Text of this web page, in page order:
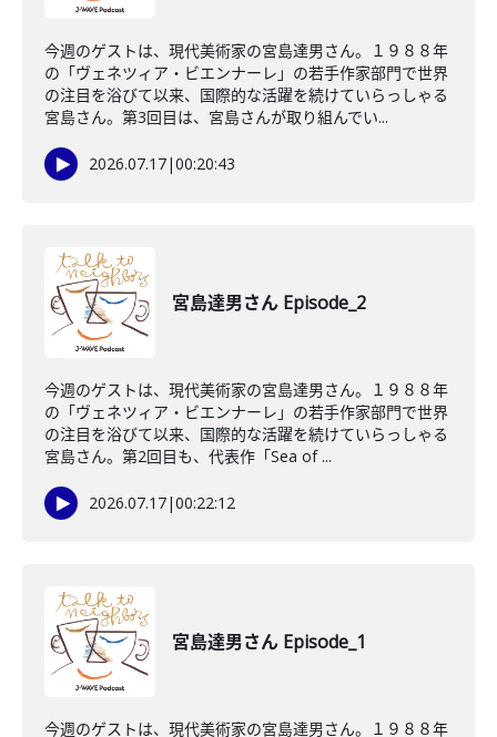
今週のゲストは、現代美術家の宮島達男さん。１９８８年
の「ヴェネツィア・ビエンナーレ」の若手作家部門で世界
の注目を浴びて以来、国際的な活躍を続けていらっしゃる
宮島さん。第3回目は、宮島さんが取り組んでい...
2026.07.17|00:20:43
宮島達男さん Episode_2
今週のゲストは、現代美術家の宮島達男さん。１９８８年
の「ヴェネツィア・ビエンナーレ」の若手作家部門で世界
の注目を浴びて以来、国際的な活躍を続けていらっしゃる
宮島さん。第2回目も、代表作「Sea of ...
2026.07.17|00:22:12
宮島達男さん Episode_1
今週のゲストは、現代美術家の宮島達男さん。１９８８年